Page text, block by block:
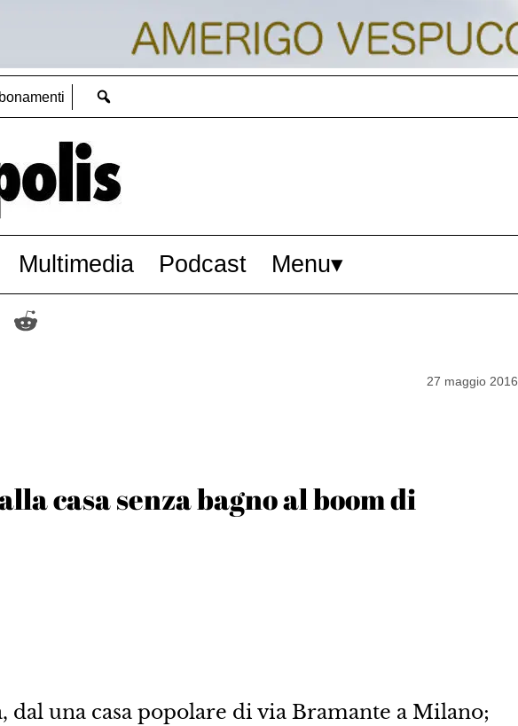
Multimedia Podcast Menu
27 maggio 2016
casa senza bagno al boom di
dal una casa popolare di via Bramante a Milano;